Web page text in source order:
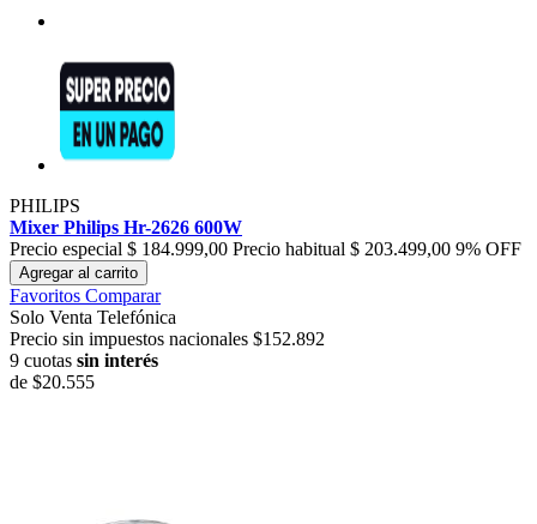
PHILIPS
Mixer Philips Hr-2626 600W
Precio especial $ 184.999,00 Precio habitual $ 203.499,00 9% OFF
Agregar al carrito
Favoritos Comparar
Solo Venta Telefónica
Precio sin impuestos nacionales $152.892
9 cuotas sin interés
de $20.555